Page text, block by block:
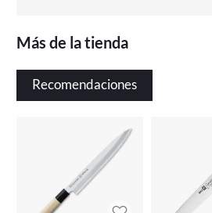
Más de la tienda
Recomendaciones